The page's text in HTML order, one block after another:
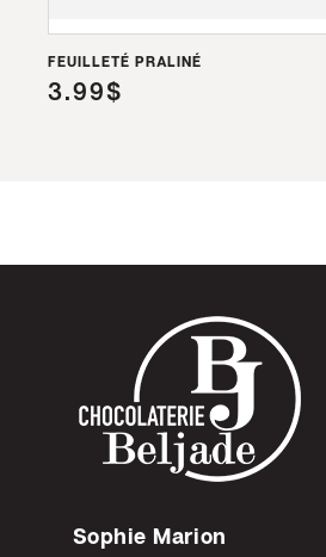
FEUILLETÉ PRALINÉ
3.99$
Sophie Marion